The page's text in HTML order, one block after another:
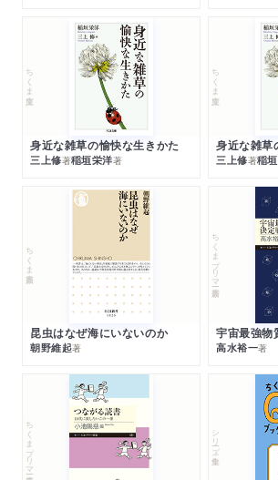
ちくま文庫
身近な雑草の愉快な生きかた
三上修著稲垣栄洋著
ちくま文庫
身近な雑草
三上修著稲
ちくま新書
昆虫はなぜ海にいないのか
朝野維起著
ちくまプリマー新書
宇宙最強物
高水裕一著
ちくまプリマー新書 シリーズ・全集